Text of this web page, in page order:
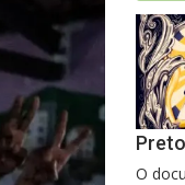
Preto
O